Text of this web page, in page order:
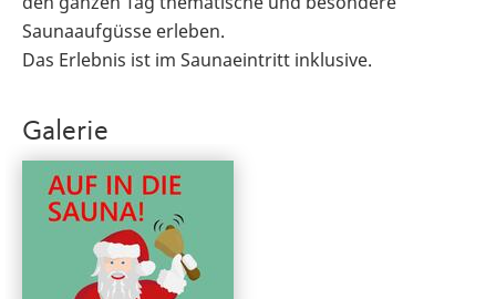
Saunaaufgüsse erleben.
Das Erlebnis ist im Saunaeintritt inklusive.
Galerie